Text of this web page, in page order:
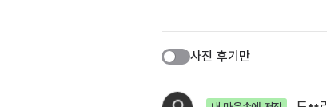
사진 후기만